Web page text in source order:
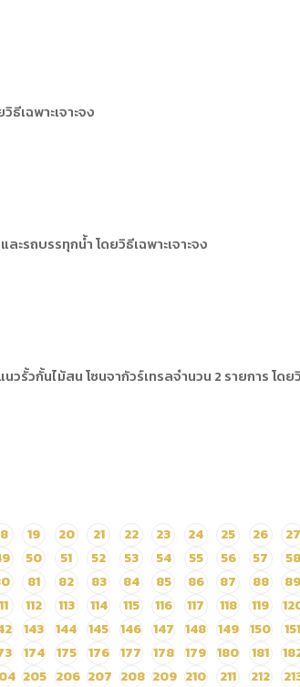
เฉพาะเจาะจง
ะรถบรรทุกน้ำ โดยวิธีเฉพาะเจาะจง
กั้นไม้สน โซนจากัวร์เทรลจำนวน 2 รายการ โดยวิ
19 20 21 22 23 24 25 26 27
50 51 52 53 54 55 56 57 58
81 82 83 84 85 86 87 88 89
112 113 114 115 116 117 118 119
143 144 145 146 147 148 149 150 151
174 175 176 177 178 179 180 181
205 206 207 208 209 210 211 212